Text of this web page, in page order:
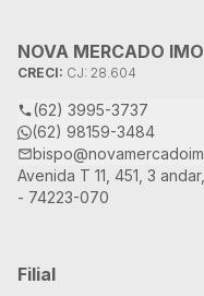
NOVA MERCADO
CRECI: CJ: 28.604
(62) 3995-3737
(62) 98159-3484
Avenida T 11, 451, 3
- 74223-070
Filial